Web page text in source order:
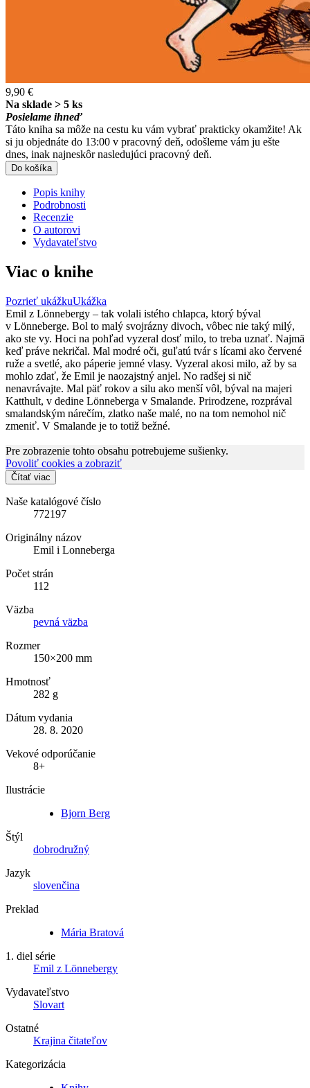
9,90 €
Na sklade > 5 ks
Posielame ihneď
Táto kniha sa môže na cestu ku vám vybrať prakticky okamžite! Ak
si ju objednáte do 13:00 v pracovný deň, odošleme vám ju ešte
dnes, inak najneskôr nasledujúci pracovný deň.
Do košíka
Popis knihy
Podrobnosti
Recenzie
O autorovi
Vydavateľstvo
Viac o knihe
Pozrieť ukážkuUkážka
Emil z Lönnebergy – tak volali istého chlapca, ktorý býval
v Lönneberge. Bol to malý svojrázny divoch, vôbec nie taký milý,
ako ste vy. Hoci na pohľad vyzeral dosť milo, to treba uznať. Najmä
keď práve nekričal. Mal modré oči, guľatú tvár s lícami ako červené
ruže a svetlé, ako páperie jemné vlasy. Vyzeral akosi milo, až by sa
mohlo zdať, že Emil je naozajstný anjel. No radšej si nič
nenavrávajte. Mal päť rokov a silu ako menší vôl, býval na majeri
Katthult, v dedine Lönneberga v Smalande. Prirodzene, rozprával
smalandským nárečím, zlatko naše malé, no na tom nemohol nič
zmeniť. V Smalande je to totiž bežné.
Pre zobrazenie tohto obsahu potrebujeme sušienky.
Povoliť cookies a zobraziť
Čítať viac
Naše katalógové číslo
772197
Originálny názov
Emil i Lonneberga
Počet strán
112
Väzba
pevná väzba
Rozmer
150×200 mm
Hmotnosť
282 g
Dátum vydania
28. 8. 2020
Vekové odporúčanie
8+
Ilustrácie
Bjorn Berg
Štýl
dobrodružný
Jazyk
slovenčina
Preklad
Mária Bratová
1. diel série
Emil z Lönnebergy
Vydavateľstvo
Slovart
Ostatné
Krajina čitateľov
Kategorizácia